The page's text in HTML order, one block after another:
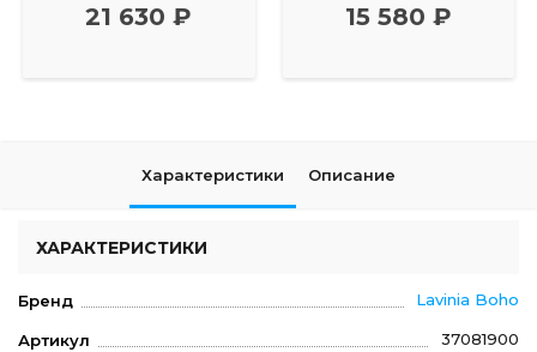
21 630 ₽ 15 580 ₽
Характеристики Описание
ХАРАКТЕРИСТИКИ
Бренд Lavinia Boho
Артикул 37081900